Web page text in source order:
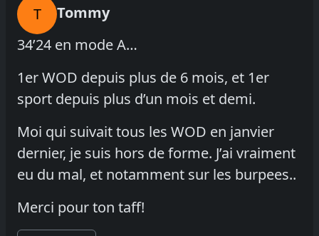
T
Tommy
34’24 en mode A…
1er WOD depuis plus de 6 mois, et 1er
sport depuis plus d’un mois et demi.
Moi qui suivait tous les WOD en janvier
dernier, je suis hors de forme. J’ai vraiment
eu du mal, et notamment sur les burpees..
Merci pour ton taff!